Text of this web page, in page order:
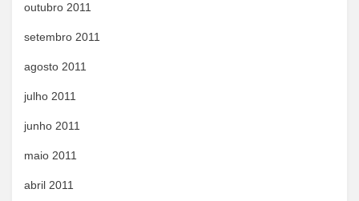
outubro 2011
setembro 2011
agosto 2011
julho 2011
junho 2011
maio 2011
abril 2011